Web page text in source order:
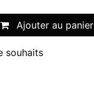
Ajouter au panier
souhaits